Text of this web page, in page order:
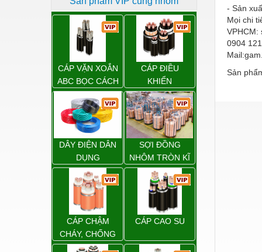
Dịch vụ - Thi công
Điện công nghiệp
Điện gia dụng
Điện Lạnh
Đóng tàu Thiết bị
Đúc chính xác Thiết bị
Dụng cụ cầm tay
Dụng cụ cắt gọt
Dụng cụ điện
Dụng cụ đo
Gỗ - Trang thiết bị
Hàn cắt - Thiết bị
CÁP VẶN XOẮN
ABC BỌC CÁCH
ĐIỆN XLPE
CÁP ĐIỀU
KHIỂN
DÂY ĐIỆN DÂN
DỤNG
SỢI ĐỒNG
NHÔM TRÒN KĨ
THUẬT ĐIỆN
CÁP CHẬM
CHÁY, CHỐNG
CHÁY
CÁP CAO SU
- Sản
Mọi chi
VPHCM:
0904
Sản